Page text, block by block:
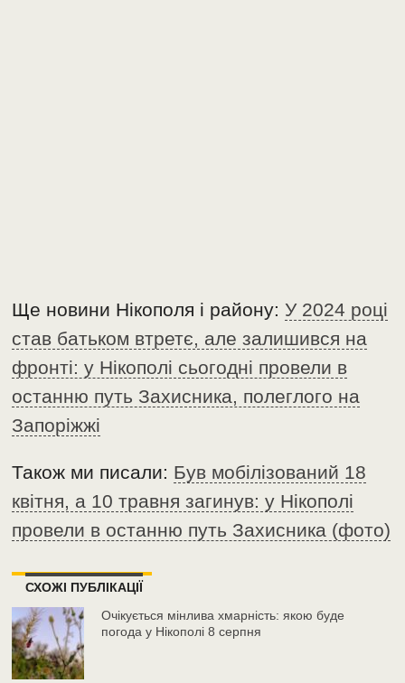
Ще новини Нікополя і району:У 2024 році
став батьком втретє, але залишився на
фронті: у Нікополі сьогодні провели в
останню путь Захисника, полеглого на
Запоріжжі
Також ми писали: Був мобілізований 18
квітня, а 10 травня загинув: у Нікополі
провели в останню путь Захисника (фото)
СХОЖІ ПУБЛІКАЦІЇ
Очікується мінлива хмарність: якою буде
погода у Нікополі 8 серпня